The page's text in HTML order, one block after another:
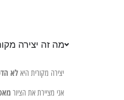
מה זה יצירה
יצירה מקורית היא לא
אני מציירת את הציור